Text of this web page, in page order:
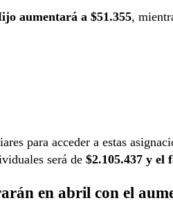
aumentará a $51.355,
para acceder a estas
será de $2.105.437 y el
en abril con el